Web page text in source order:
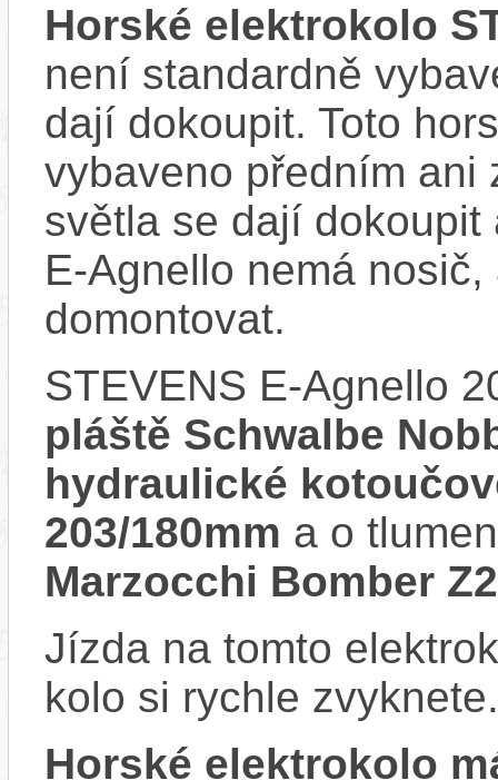
Horské elektrokolo
není standardně
dají dokoupit. Toto
vybaveno předním ani
světla se dají dokoupit
E-Agnello nemá
domontovat.
STEVENS E-Agnello
pláště Schwalbe
hydraulické
203/180mm a o
Marzocchi Bomber
Jízda na tomto
kolo si rychle zvyknete.
Horské elektrokolo